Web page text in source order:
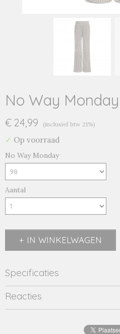
No Way Monday
€ 24,99 (inclusief btw 21%)
✓ Op voorraad
No Way Monday
Aantal
IN WINKELWAGEN
Specificaties
Productcode
48119-18091
Reacties